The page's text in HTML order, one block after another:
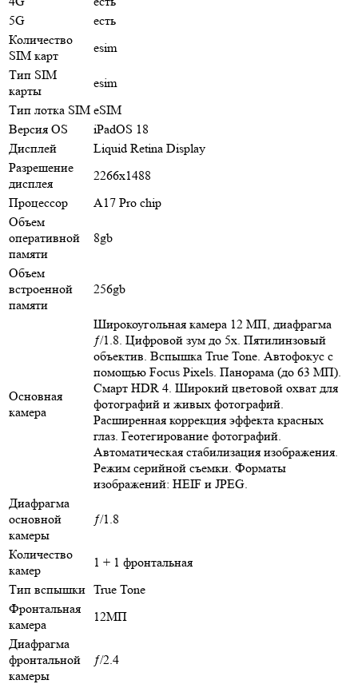
5G
есть
Количество
SIM карт
esim
Тип SIM
карты
esim
Тип лотка SIM eSIM
Версия OS
iPadOS 18
Дисплей
Liquid Retina Display
Разрешение
дисплея
2266x1488
Процессор
A17 Pro chip
Объем
оперативной
памяти
8gb
Объем
встроенной
памяти
256gb
Основная
камера
Широкоугольная камера 12 МП, диафрагма
ƒ/1.8. Цифровой зум до 5x. Пятилинзовый
объектив. Вспышка True Tone. Автофокус с
помощью Focus Pixels. Панорама (до 63 МП).
Смарт HDR 4. Широкий цветовой охват для
фотографий и живых фотографий.
Расширенная коррекция эффекта красных
глаз. Геотегирование фотографий.
Автоматическая стабилизация изображения.
Режим серийной съемки. Форматы
изображений: HEIF и JPEG.
Диафрагма
основной
камеры
ƒ/1.8
Количество
камер
1 + 1 фронтальная
Тип вспышки True Tone
Фронтальная
камера
12МП
Диафрагма
фронтальной
камеры
ƒ/2.4